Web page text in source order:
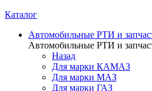
Каталог
Автомобильные РТИ и
Автомобильные РТИ и
Назад
Для марки КАМАЗ
Для марки МАЗ
Для марки ГАЗ